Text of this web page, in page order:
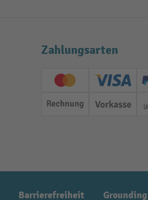
Zahlungsarten
Creditcard (Master)
Rechnung Vorkasse
Barrierefreiheit